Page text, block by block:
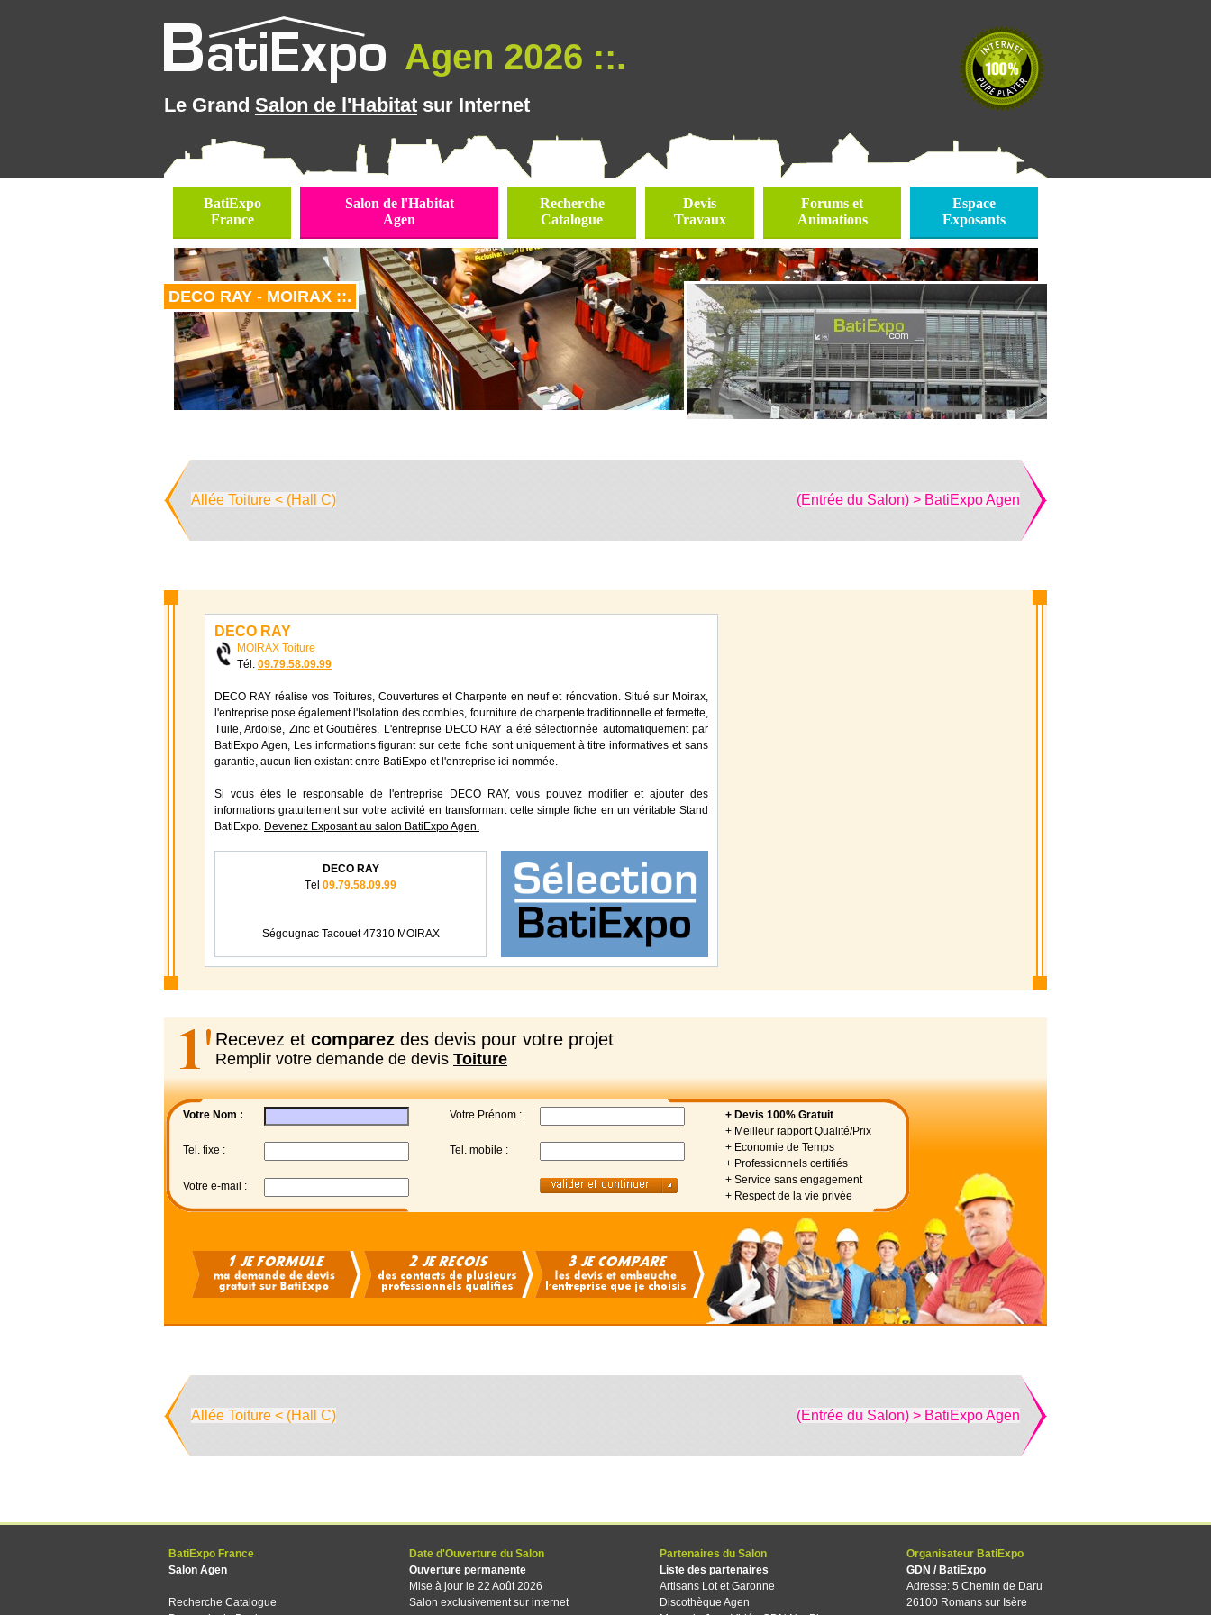
Agen 2026 ::.
Le Grand Salon de l'Habitat sur Internet
BatiExpo
France
Salon de l'Habitat
Agen
Recherche
Catalogue
Devis
Travaux
Forums et
Animations
Espace
Exposants
DECO RAY - MOIRAX ::.
Allée Toiture < (Hall C) (Entrée du Salon) > BatiExpo Agen
DECO RAY
MOIRAX Toiture
Tél. 09.79.58.09.99
DECO RAY réalise vos Toitures, Couvertures et Charpente en neuf et rénovation. Situé sur Moirax,
l'entreprise pose également l'Isolation des combles, fourniture de charpente traditionnelle et fermette,
Tuile, Ardoise, Zinc et Gouttières. L'entreprise DECO RAY a été sélectionnée automatiquement par
BatiExpo Agen, Les informations figurant sur cette fiche sont uniquement à titre informatives et sans
garantie, aucun lien existant entre BatiExpo et l'entreprise ici nommée.
Si vous étes le responsable de l'entreprise DECO RAY, vous pouvez modifier et ajouter des
informations gratuitement sur votre activité en transformant cette simple fiche en un véritable Stand
BatiExpo. Devenez Exposant au salon BatiExpo Agen.
DECO RAY
Tél 09.79.58.09.99
Ségougnac Tacouet 47310 MOIRAX
Recevez et comparez des devis pour votre projet
Remplir votre demande de devis Toiture
Votre Nom : Votre Prénom :
+ Devis 100% Gratuit
+ Meilleur rapport Qualité/Prix
+ Economie de Temps
+ Professionnels certifiés
+ Service sans engagement
+ Respect de la vie privée
Tel. fixe : Tel. mobile :
Votre e-mail :
Allée Toiture < (Hall C) (Entrée du Salon) > BatiExpo Agen
BatiExpo France
Salon Agen
Recherche Catalogue
Date d'Ouverture du Salon
Ouverture permanente
Mise à jour le 22 Août 2026
Salon exclusivement sur internet
Partenaires du Salon
Liste des partenaires
Artisans Lot et Garonne
Discothèque Agen
Organisateur BatiExpo
GDN / BatiExpo
Adresse: 5 Chemin de Daru
26100 Romans sur Isère